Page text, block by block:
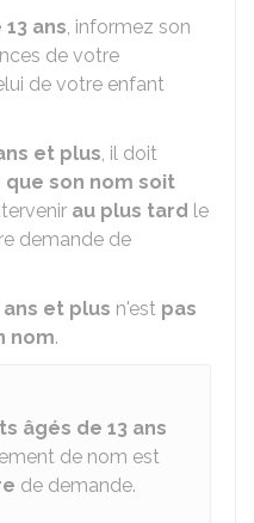
ans, informez son
de votre
de votre enfant
et plus, il doit
son nom soit
au plus tard le
demande de
et plus n'est pas
nom.
âgés de 13 ans
de nom est
de demande.